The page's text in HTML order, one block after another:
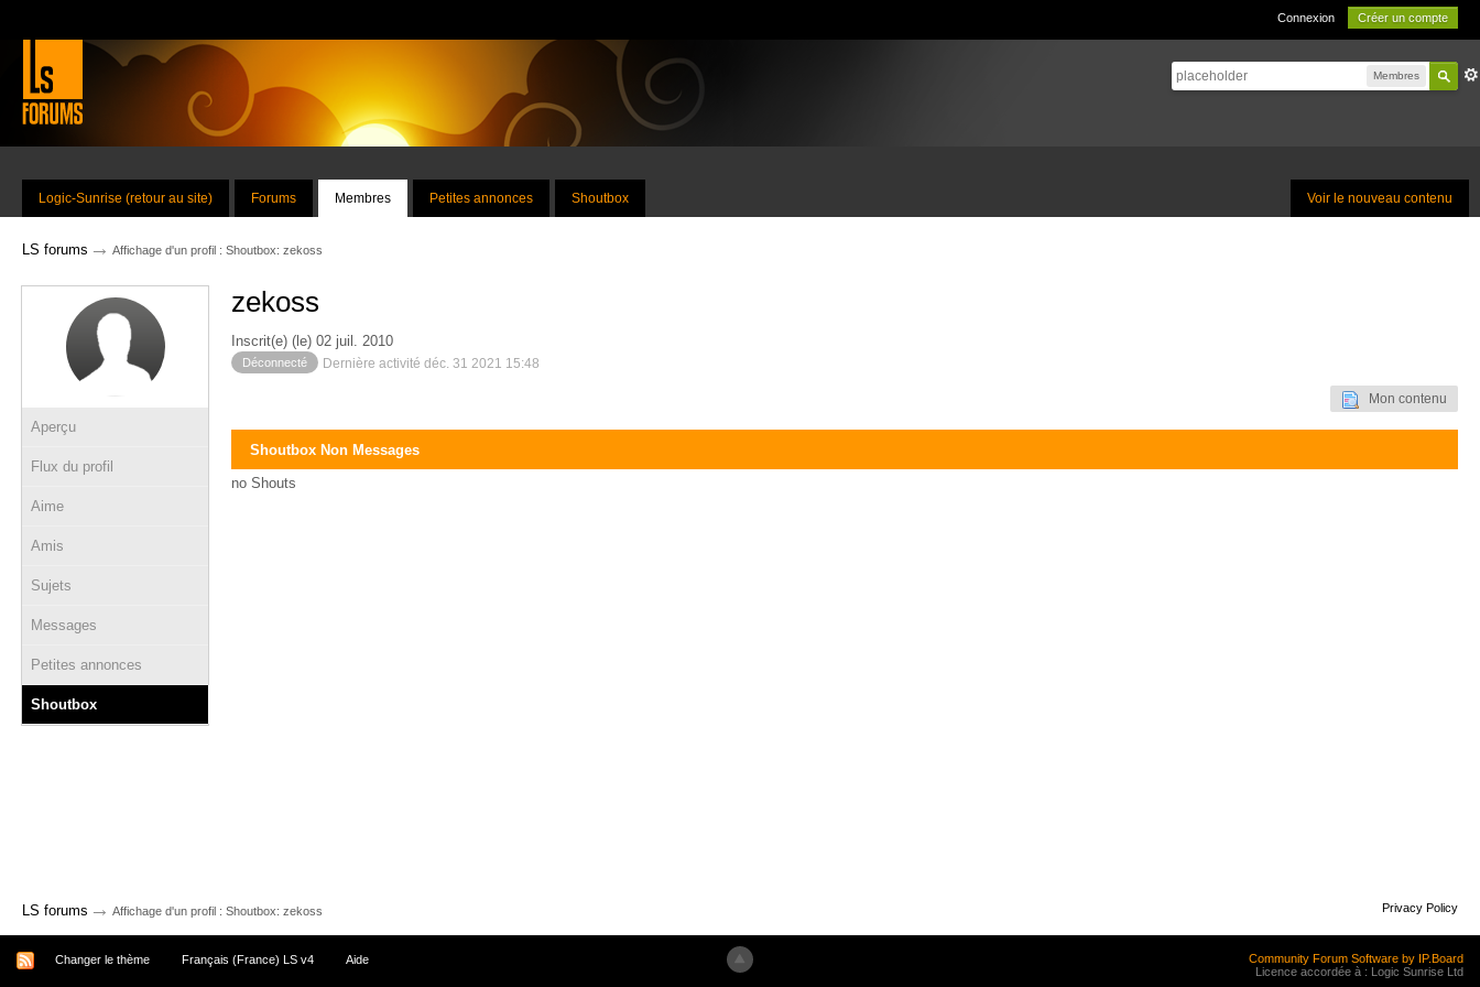
Connexion Créer un compte
Membres
Voir le nouveau contenu
Logic-Sunrise (retour au site) Forums Membres Petites annonces Shoutbox
LS forums → Affichage d'un profil : Shoutbox: zekoss
Aperçu
Flux du profil
Aime
Amis
Sujets
Messages
Petites annonces
Shoutbox
zekoss
Inscrit(e) (le) 02 juil. 2010
Déconnecté Dernière activité déc. 31 2021 15:48
Mon contenu
Shoutbox Non Messages
no Shouts
LS forums → Affichage d'un profil : Shoutbox: zekoss Privacy Policy
Changer le thème Français (France) LS v4 Aide
Community Forum Software by IP.Board
Licence accordée à : Logic Sunrise Ltd